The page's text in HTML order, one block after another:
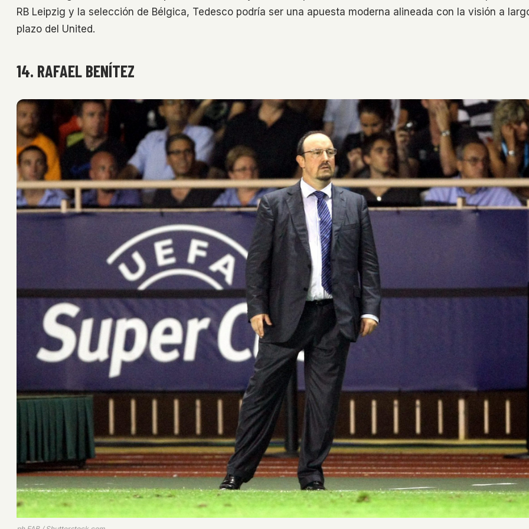
RB Leipzig y la selección de Bélgica, Tedesco podría ser una apuesta moderna alineada con la visión a
plazo del United.
14. RAFAEL BENÍTEZ